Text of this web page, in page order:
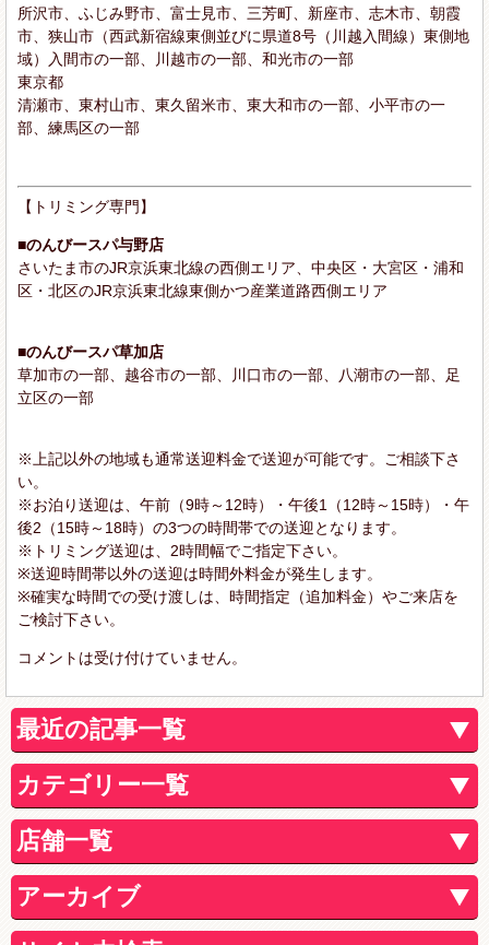
所沢市、ふじみ野市、富士見市、三芳町、新座市、志木市、朝霞
市、狭山市（西武新宿線東側並びに県道8号（川越入間線）東側地
域）入間市の一部、川越市の一部、和光市の一部
東京都
清瀬市、東村山市、東久留米市、東大和市の一部、小平市の一
部、練馬区の一部
【トリミング専門】
■のんびースパ与野店
さいたま市のJR京浜東北線の西側エリア、中央区・大宮区・浦和
区・北区のJR京浜東北線東側かつ産業道路西側エリア
■のんびースパ草加店
草加市の一部、越谷市の一部、川口市の一部、八潮市の一部、足
立区の一部
※上記以外の地域も通常送迎料金で送迎が可能です。ご相談下さ
い。
※お泊り送迎は、午前（9時～12時）・午後1（12時～15時）・午
後2（15時～18時）の3つの時間帯での送迎となります。
※トリミング送迎は、2時間幅でご指定下さい。
※送迎時間帯以外の送迎は時間外料金が発生します。
※確実な時間での受け渡しは、時間指定（追加料金）やご来店を
ご検討下さい。
コメントは受け付けていません。
最近の記事一覧
カテゴリー一覧
店舗一覧
アーカイブ